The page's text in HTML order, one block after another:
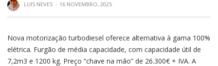
LUIS NEVES · 16 NOVEMBRO, 2025
Nova motorização turbodiesel oferece alternativa à gama 100%
elétrica. Furgão de média capacidade, com capacidade útil de
7,2m3 e 1200 kg. Preço “chave na mão” de 26.300€ + IVA. A